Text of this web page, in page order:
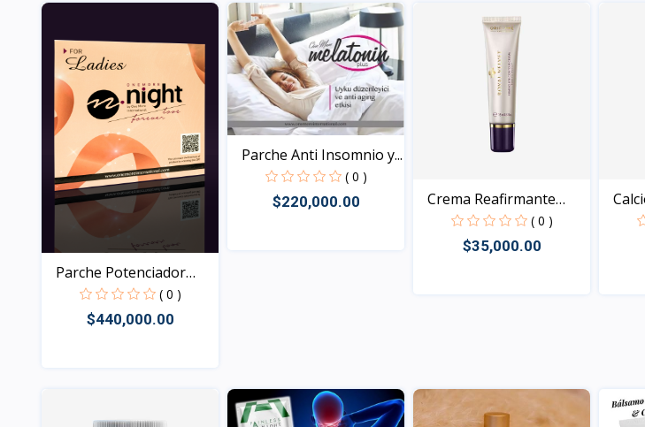
Parche Potenciador
Sexu...
( 0 )
$440,000.00
Parche Anti Insomnio y...
( 0 )
$220,000.00
Crema Reafirmante
para...
( 0 )
$35,000.00